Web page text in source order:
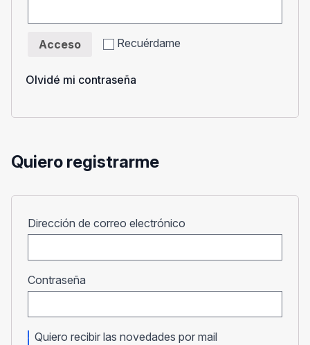
Recuérdame
Acceso
Olvidé mi contraseña
Quiero registrarme
Dirección de correo electrónico
Contraseña
Quiero recibir las novedades por mail